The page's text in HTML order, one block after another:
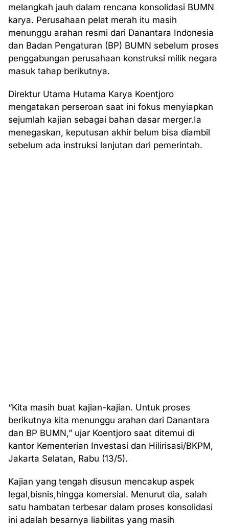
melangkah jauh dalam rencana konsolidasi BUMN
karya. Perusahaan pelat merah itu masih
menunggu arahan resmi dari Danantara Indonesia
dan Badan Pengaturan (BP) BUMN sebelum proses
penggabungan perusahaan konstruksi milik negara
masuk tahap berikutnya.
Direktur Utama Hutama Karya Koentjoro
mengatakan perseroan saat ini fokus menyiapkan
sejumlah kajian sebagai bahan dasar merger.Ia
menegaskan, keputusan akhir belum bisa diambil
sebelum ada instruksi lanjutan dari pemerintah.
“Kita masih buat kajian-kajian. Untuk proses
berikutnya kita menunggu arahan dari Danantara
dan BP BUMN,” ujar Koentjoro saat ditemui di
kantor Kementerian Investasi dan Hilirisasi/BKPM,
Jakarta Selatan, Rabu (13/5).
Kajian yang tengah disusun mencakup aspek
legal,bisnis,hingga komersial. Menurut dia, salah
satu hambatan terbesar dalam proses konsolidasi
ini adalah besarnya liabilitas yang masih